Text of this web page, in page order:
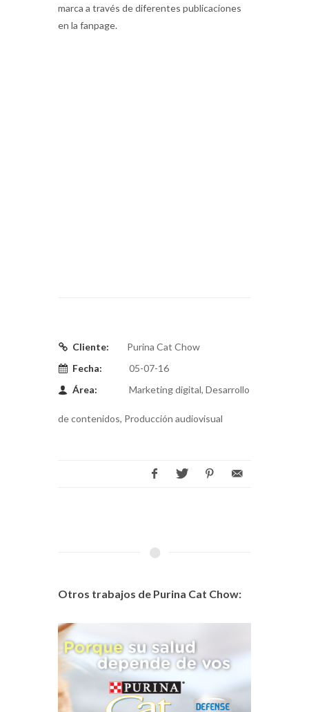
marca a través de diferentes publicaciones
en la fanpage.
Cliente:
Purina Cat Chow
Fecha:
05-07-16
Área:
Marketing digital, Desarrollo
de contenidos, Producción audiovisual
Otros trabajos de Purina Cat Chow: